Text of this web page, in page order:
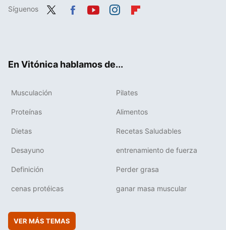
Síguenos
En Vitónica hablamos de...
Musculación Pilates
Proteínas Alimentos
Dietas Recetas Saludables
Desayuno entrenamiento de fuerza
Definición Perder grasa
cenas protéicas ganar masa muscular
VER MÁS TEMAS